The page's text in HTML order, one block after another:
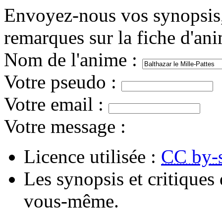
Envoyez-nous vos
remarques sur la fiche
Nom de l'anime :
Votre pseudo :
Votre email :
Votre message :
Licence utilisée : CC by-
Les synopsis et
vous-même.